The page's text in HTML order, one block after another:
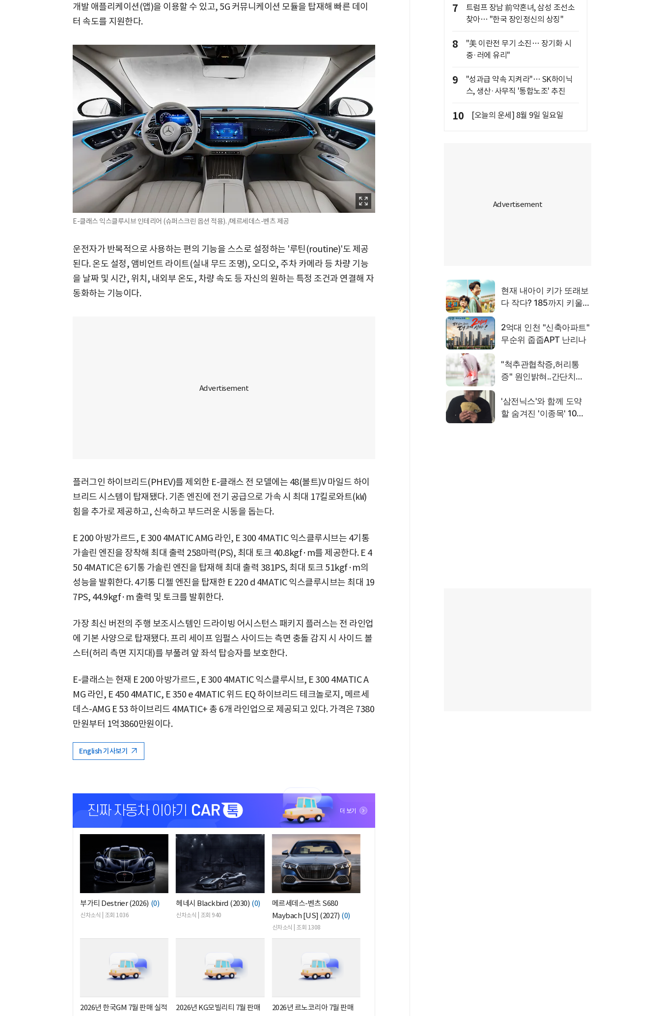
개발 애플리케이션(앱)을 이용할 수 있고, 5G 커뮤니케이션 모듈을 탑재해 빠른 데이
터 속도를 지원한다.
E-클래스 익스클루시브 인테리어 (슈퍼스크린 옵션 적용). /메르세데스-벤츠 제공
운전자가 반복적으로 사용하는 편의 기능을 스스로 설정하는 '루틴(routine)'도 제공
된다. 온도 설정, 앰비언트 라이트(실내 무드 조명), 오디오, 주차 카메라 등 차량 기능
을 날짜 및 시간, 위치, 내외부 온도, 차량 속도 등 자신의 원하는 특정 조건과 연결해 자
동화하는 기능이다.
플러그인 하이브리드(PHEV)를 제외한 E-클래스 전 모델에는 48(볼트)V 마일드 하이
브리드 시스템이 탑재됐다. 기존 엔진에 전기 공급으로 가속 시 최대 17킬로와트(㎾)
힘을 추가로 제공하고, 신속하고 부드러운 시동을 돕는다.
E 200 아방가르드, E 300 4MATIC AMG 라인, E 300 4MATIC 익스클루시브는 4기통
가솔린 엔진을 장착해 최대 출력 258마력(PS), 최대 토크 40.8kgf·m를 제공한다. E 4
50 4MATIC은 6기통 가솔린 엔진을 탑재해 최대 출력 381PS, 최대 토크 51kgf·m의
성능을 발휘한다. 4기통 디젤 엔진을 탑재한 E 220 d 4MATIC 익스클루시브는 최대 19
7PS, 44.9kgf·m 출력 및 토크를 발휘한다.
가장 최신 버전의 주행 보조시스템인 드라이빙 어시스턴스 패키지 플러스는 전 라인업
에 기본 사양으로 탑재됐다. 프리 세이프 임펄스 사이드는 측면 충돌 감지 시 사이드 볼
스터(허리 측면 지지대)를 부풀려 앞 좌석 탑승자를 보호한다.
E-클래스는 현재 E 200 아방가르드, E 300 4MATIC 익스클루시브, E 300 4MATIC A
MG 라인, E 450 4MATIC, E 350 e 4MATIC 위드 EQ 하이브리드 테크놀로지, 메르세
데스-AMG E 53 하이브리드 4MATIC+ 총 6개 라인업으로 제공되고 있다. 가격은 7380
만원부터 1억3860만원이다.
English 기사보기
더 보기
부가티 Destrier (2026) (0)
신차소식 | 조회 1036
헤네시 Blackbird (2030) (0)
신차소식 | 조회 940
메르세데스-벤츠 S680
Maybach [US] (2027) (0)
신차소식 | 조회 1308
2026년 한국GM 7월 판매 실적
2026년 KG모빌리티 7월 판매
2026년 르노코리아 7월 판매
7
트럼프 장남 前약혼녀, 삼성 조선소
찾아… "한국 장인정신의 상징"
8
"美 이란전 무기 소진… 장기화 시
중·러에 유리"
9
"성과급 약속 지켜라"… SK하이닉
스, 생산·사무직 '통합노조' 추진
10 [오늘의 운세] 8월 9일 일요일